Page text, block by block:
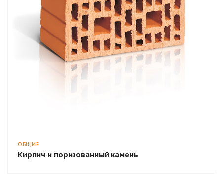
ОБЩИЕ
Кирпич и поризованный камень